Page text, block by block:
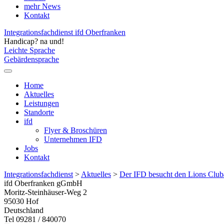
mehr News
Kontakt
Integrationsfachdienst ifd Oberfranken
Handicap? na und!
Leichte Sprache
Gebärdensprache
Home
Aktuelles
Leistungen
Standorte
ifd
Flyer & Broschüren
Unternehmen IFD
Jobs
Kontakt
Integrationsfachdienst > Aktuelles > Der IFD besucht den Lions
ifd Oberfranken gGmbH
Moritz-Steinhäuser-Weg 2
95030 Hof
Deutschland
Tel 09281 / 840070